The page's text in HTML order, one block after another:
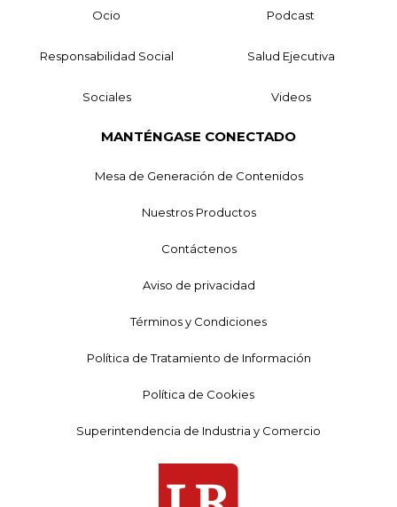
Ocio Podcast
Responsabilidad Social Salud Ejecutiva
Sociales Videos
MANTÉNGASE CONECTADO
Mesa de Generación de Contenidos
Nuestros Productos
Contáctenos
Aviso de privacidad
Términos y Condiciones
Política de Tratamiento de Información
Política de Cookies
Superintendencia de Industria y Comercio